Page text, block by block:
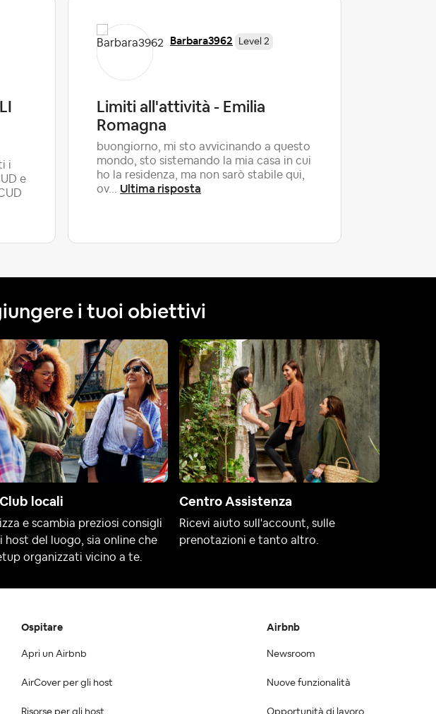
i
e
Barbara3962 Level 2
Limiti all'attività - Emilia
Romagna
buongiorno, mi sto avvicinando a questo
mondo, sto sistemando la mia casa in cui
ho la residenza, ma non sarò stabile qui,
ov... Ultima risposta
i tuoi obiettivi
locali
e scambia preziosi consigli
host del luogo, sia online che
organizzati vicino a te.
Centro Assistenza
Ricevi aiuto sull'account, sulle
prenotazioni e tanto altro.
Ospitare
Apri un Airbnb
AirCover per gli host
Risorse per gli host
Airbnb
Newsroom
Nuove funzionalità
Opportunità di lavoro